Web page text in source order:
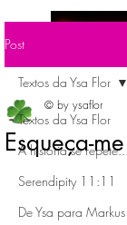
Menu
Post
Textos da Ysa Flor
A história se repete...
Serendipity 11:11
De Ysa para Markus
Textos da Ysa Flor
Esqueça-
© by ysaflor